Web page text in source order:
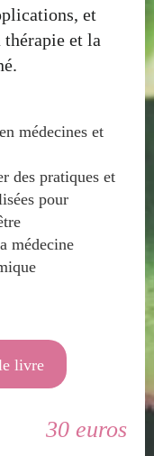
et
et la
médecines et
des pratiques et
pour
médecine
livre
30 euros